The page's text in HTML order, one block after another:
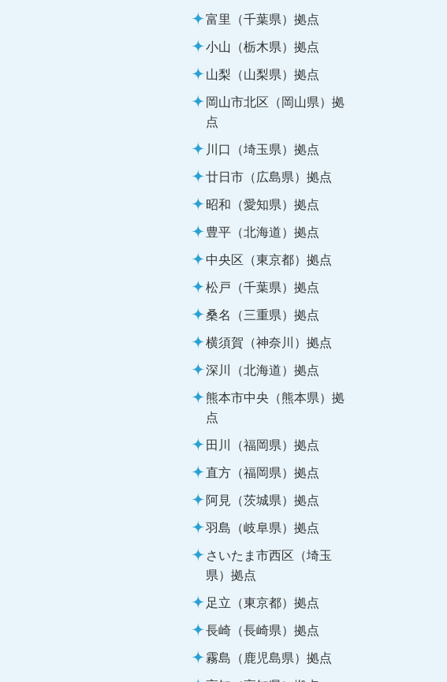
富里（千葉県）拠点
小山（栃木県）拠点
山梨（山梨県）拠点
岡山市北区（岡山県）拠
点
川口（埼玉県）拠点
廿日市（広島県）拠点
昭和（愛知県）拠点
豊平（北海道）拠点
中央区（東京都）拠点
松戸（千葉県）拠点
桑名（三重県）拠点
横須賀（神奈川）拠点
深川（北海道）拠点
熊本市中央（熊本県）拠
点
田川（福岡県）拠点
直方（福岡県）拠点
阿見（茨城県）拠点
羽島（岐阜県）拠点
さいたま市西区（埼玉
県）拠点
足立（東京都）拠点
長崎（長崎県）拠点
霧島（鹿児島県）拠点